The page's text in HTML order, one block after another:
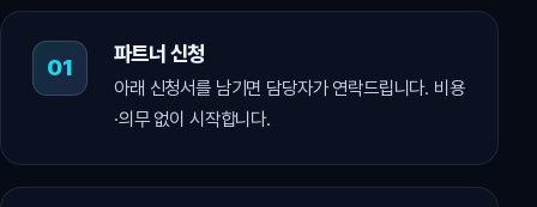
파트너 신청
아래 신청서를 남기면 담당자가 연락드립니다. 비용
·의무 없이 시작합니다.